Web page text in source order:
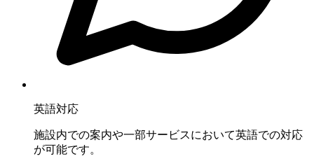
英語対応
施設内での案内や一部サービスにおいて英語での対応
が可能です。